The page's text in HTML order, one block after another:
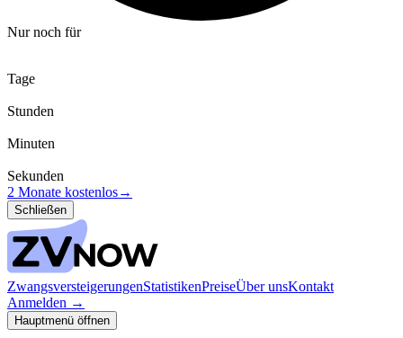
Nur noch für
Tage
Stunden
Minuten
Sekunden
2 Monate kostenlos→
Schließen
ZwangsversteigerungenStatistikenPreiseÜber unsKontakt
Anmelden →
Hauptmenü öffnen